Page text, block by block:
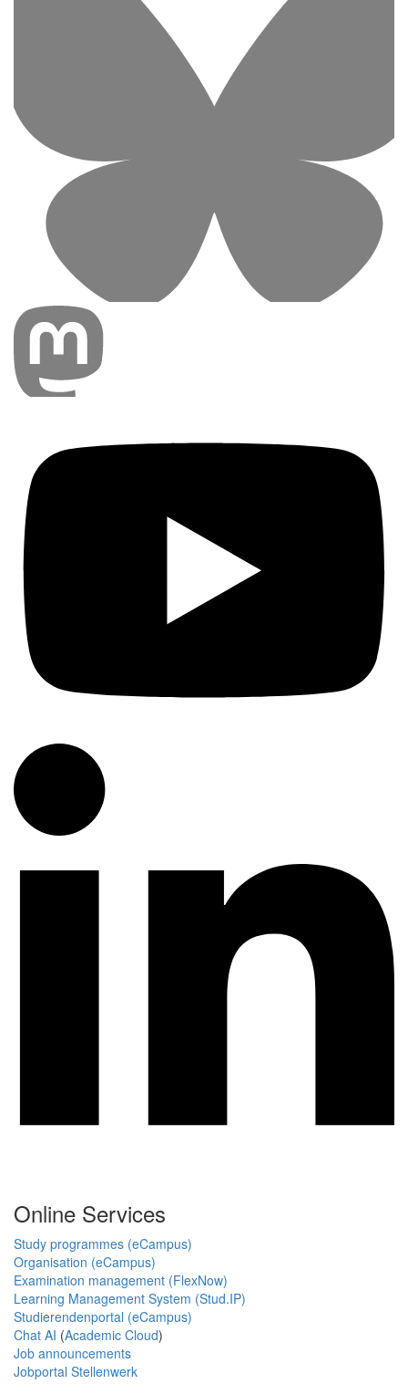
Online Services
Study programmes (eCampus)
Organisation (eCampus)
Examination management (FlexNow)
Learning Management System (Stud.IP)
Studierendenportal (eCampus)
Chat AI (Academic Cloud)
Job announcements
Jobportal Stellenwerk